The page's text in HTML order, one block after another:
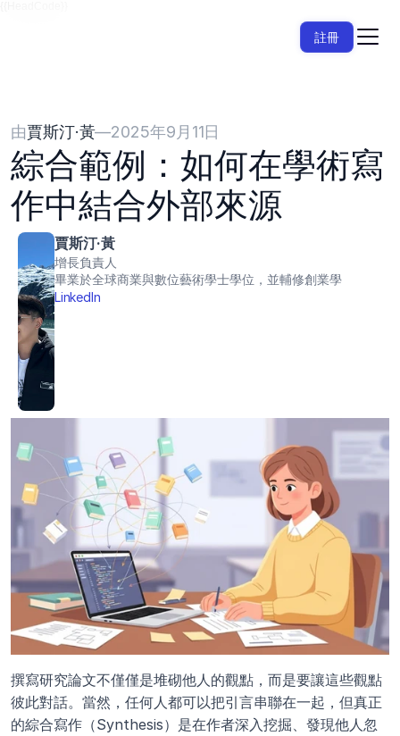
註冊
由賈斯汀·黃—2025年9月11日
綜合範例：如何在學術寫
作中結合外部來源
賈斯汀·黃
增長負責人
畢業於全球商業與數位藝術學士學位，並輔修創業學
LinkedIn
撰寫研究論文不僅僅是堆砌他人的觀點，而是要讓這些觀點
彼此對話。當然，任何人都可以把引言串聯在一起，但真正
的綜合寫作（Synthesis）是在作者深入挖掘、發現他人忽